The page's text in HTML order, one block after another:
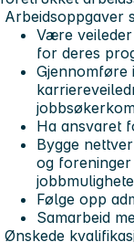
Arbeidsoppgaver
Være
for deres
Gjennomføre
Ha ansvaret
Bygge
og
Følge opp
Samarbeid
Ønskede